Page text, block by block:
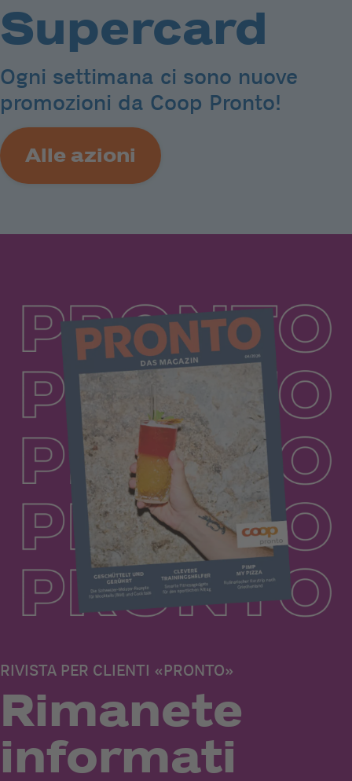
Supercard
Ogni settimana ci sono nuove
promozioni da Coop Pronto!
Alle azioni
RIVISTA PER CLIENTI «PRONTO»
Rimanete
informati